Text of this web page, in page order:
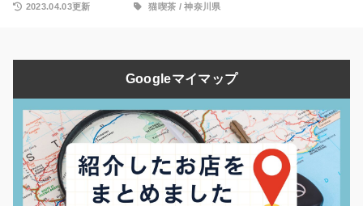
2023.04.03更新 猫喫茶 /神奈川県
Googleマイマップ